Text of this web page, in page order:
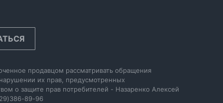
продавцом рассматривать обращения
их прав, предусмотренных
о защите прав потребителей - Назаренко Алексей
89-96